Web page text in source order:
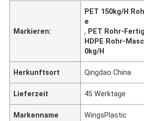
Markieren:
PET 150kg/H
e
, PET Rohr-
HDPE Rohr-
0kg/H
Herkunftsort Qingdao China
Lieferzeit 45 Werktage
Markenname WingsPlastic